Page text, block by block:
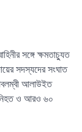
সঙ্গে ক্ষমতাচ্যুত
সদস্যদের সংঘাত
আলাউইত
নিহত ও আরও ৬০